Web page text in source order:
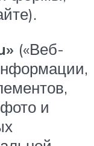
(«Веб-
и